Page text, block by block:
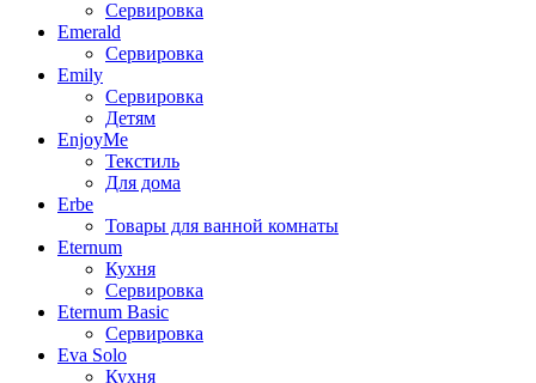
Сервировка
Emerald
Сервировка
Emily
Сервировка
Детям
EnjoyMe
Текстиль
Для дома
Erbe
Товары для ванной комнаты
Eternum
Кухня
Сервировка
Eternum Basic
Сервировка
Eva Solo
Кухня